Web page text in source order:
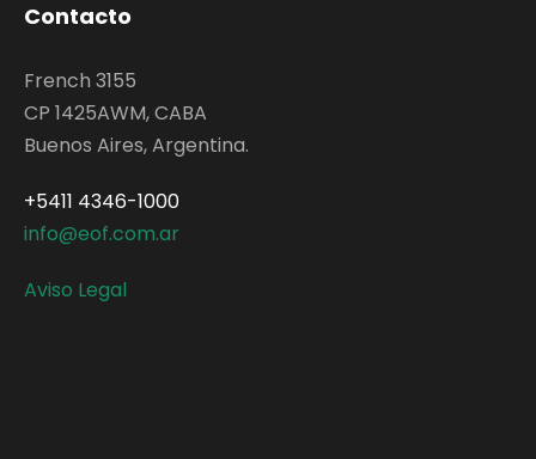
Contacto
French 3155
CP 1425AWM, CABA
Buenos Aires, Argentina.
+5411 4346-1000
info@eof.com.ar
Aviso Legal